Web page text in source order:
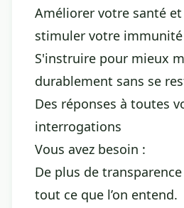
Améliorer votre santé
stimuler votre immunité
S'instruire pour mieux
durablement sans se
Des réponses à toutes
interrogations
Vous avez besoin :
De plus de
tout ce que l’on entend.